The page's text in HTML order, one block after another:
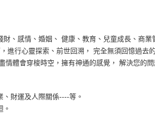
、感情、婚姻、 健康、教育、兒童成長、商業
進行心靈探索、前世回溯， 完全無須回憶過去
情體會穿梭時空，擁有神通的感覺， 解決您的
財運及人際關係----等。